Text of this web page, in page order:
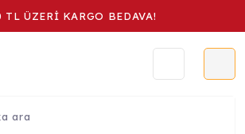
TL ÜZERİ KARGO BEDAVA!